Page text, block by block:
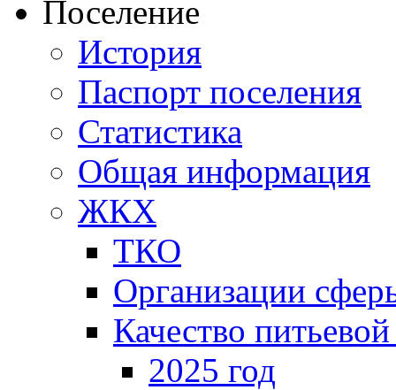
Поселение
История
Паспорт поселения
Статистика
Общая информация
ЖКХ
ТКО
Организации
Качество
2025 год